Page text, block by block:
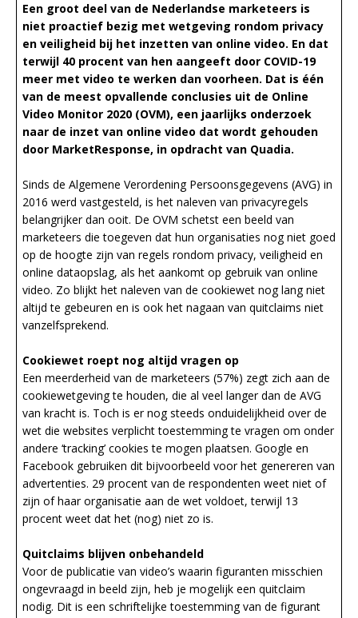
Een groot deel van de Nederlandse marketeers is
niet proactief bezig met wetgeving rondom privacy
en veiligheid bij het inzetten van online video. En dat
terwijl 40 procent van hen aangeeft door COVID-19
meer met video te werken dan voorheen. Dat is één
van de meest opvallende conclusies uit de Online
Video Monitor 2020 (OVM), een jaarlijks onderzoek
naar de inzet van online video dat wordt gehouden
door MarketResponse, in opdracht van Quadia.
Sinds de Algemene Verordening Persoonsgegevens (AVG) in
2016 werd vastgesteld, is het naleven van privacyregels
belangrijker dan ooit. De OVM schetst een beeld van
marketeers die toegeven dat hun organisaties nog niet goed
op de hoogte zijn van regels rondom privacy, veiligheid en
online dataopslag, als het aankomt op gebruik van online
video. Zo blijkt het naleven van de cookiewet nog lang niet
altijd te gebeuren en is ook het nagaan van quitclaims niet
vanzelfsprekend.
Cookiewet roept nog altijd vragen op
Een meerderheid van de marketeers (57%) zegt zich aan de
cookiewetgeving te houden, die al veel langer dan de AVG
van kracht is. Toch is er nog steeds onduidelijkheid over de
wet die websites verplicht toestemming te vragen om onder
andere ‘tracking’ cookies te mogen plaatsen. Google en
Facebook gebruiken dit bijvoorbeeld voor het genereren van
advertenties. 29 procent van de respondenten weet niet of
zijn of haar organisatie aan de wet voldoet, terwijl 13
procent weet dat het (nog) niet zo is.
Quitclaims blijven onbehandeld
Voor de publicatie van video’s waarin figuranten misschien
ongevraagd in beeld zijn, heb je mogelijk een quitclaim
nodig. Dit is een schriftelijke toestemming van de figurant